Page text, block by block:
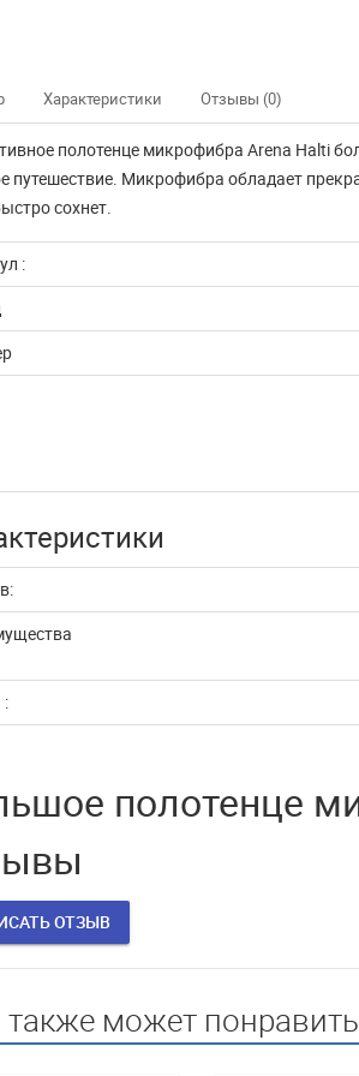
не доступны
через ЮКассу
покупатели! В связи с
документов,
ДАЛЬШЕ
В эти
магазин
ЧИТАТЬ
Характеристики Отзывы (0)
полотенце микрофибра Arena Halti
путешествие. Микрофибра обладает
сохнет.
:
полотенце
ОТЗЫВ
может